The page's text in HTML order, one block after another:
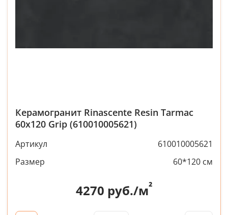
Керамогранит Rinascente Resin Tarmac
60x120 Grip (610010005621)
Артикул
610010005621
Размер
60*120 см
4270 руб./м²